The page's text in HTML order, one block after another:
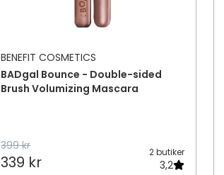
BENEFIT COSMETICS
BADgal Bounce - Double-sided
Brush Volumizing Mascara
399 kr
339 kr
2 butiker
3,2